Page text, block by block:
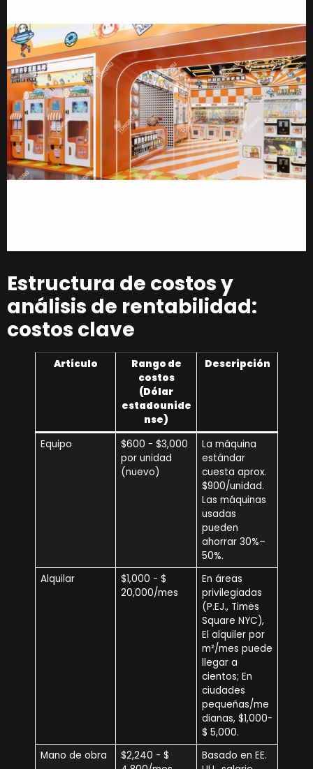
Estructura de costos y
análisis de rentabilidad:
costos clave
Artículo
Rango de
costos
(Dólar
estadounide
nse)
Descripción
Equipo
$600 - $3,000
por unidad
(nuevo)
La máquina
estándar
cuesta aprox.
$900/unidad.
Las máquinas
usadas
pueden
ahorrar 30%–
50%.
Alquilar
$1,000 - $
20,000/mes
En áreas
privilegiadas
(P.EJ., Times
Square NYC),
El alquiler por
m²/mes puede
llegar a
cientos; En
ciudades
pequeñas/me
dianas, $1,000-
$ 5,000.
Mano de obra
$2,240 - $
Basado en EE.